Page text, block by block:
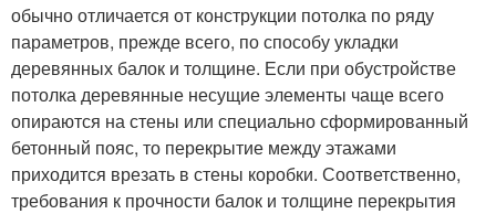
обычно отличается от конструкции потолка по ряду
параметров, прежде всего, по способу укладки
деревянных балок и толщине. Если при обустройстве
потолка деревянные несущие элементы чаще всего
опираются на стены или специально сформированный
бетонный пояс, то перекрытие между этажами
приходится врезать в стены коробки. Соответственно,
требования к прочности балок и толщине перекрытия